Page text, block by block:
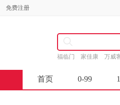
免费注册
福临门 家佳康 万威
首页 0-99